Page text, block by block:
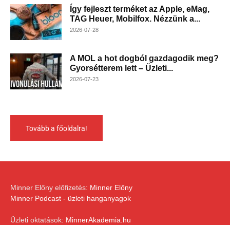
Így fejleszt terméket az Apple, eMag,
TAG Heuer, Mobilfox. Nézzünk a...
2026-07-28
A MOL a hot dogból gazdagodik meg?
Gyorsétterem lett – Üzleti...
2026-07-23
Tovább a főoldalra!
Minner Előny előfizetés: Minner Előny
Minner Podcast - üzleti hanganyagok
Üzleti oktatások: MinnerAkademia.hu